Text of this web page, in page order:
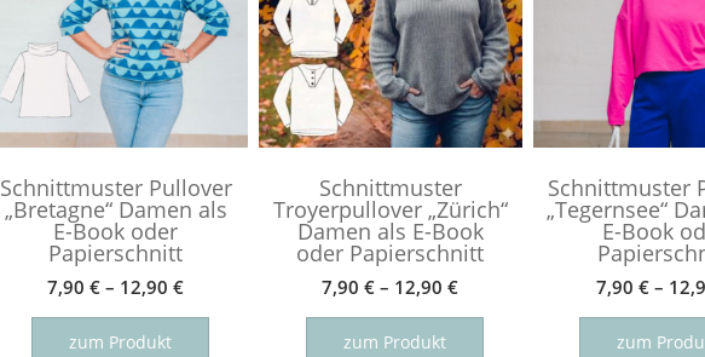
Schnittmuster Pullover
„Bretagne“ Damen als
E-Book oder
Papierschnitt
7,90€ – 12,90€
zum Produkt
Dieses
Schnittmuster
Troyerpullover „Zürich“
Damen als E-Book
oder Papierschnitt
7,90€ – 12,90€
zum Produkt
Dieses
Schnittmuster
„Tegernsee“
E-Book
7,90 €–
zum
Schnittmuster